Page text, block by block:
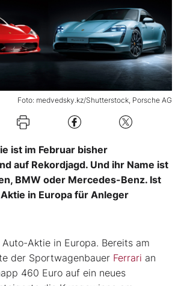
Foto: medvedsky.kz/Shutterstock, Porsche AG
ist im Februar bisher
auf Rekordjagd. Und ihr Name ist
BMW oder Mercedes-Benz. Ist
in Europa für Anleger
Aktie in Europa. Bereits am
der Sportwagenbauer Ferrari an
460 Euro auf ein neues